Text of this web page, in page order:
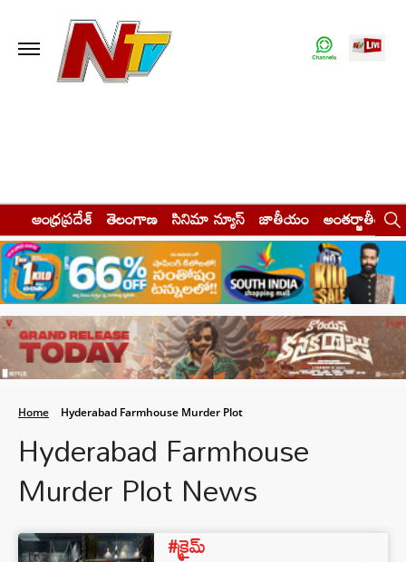
ఆంధ్రప్రదేశ్ తెలంగాణ సినిమా న్యూస్ జాతీయం అంతర్జాతీయం
Home Hyderabad Farmhouse Murder Plot
Hyderabad Farmhouse
Murder Plot News
#క్రైమ్